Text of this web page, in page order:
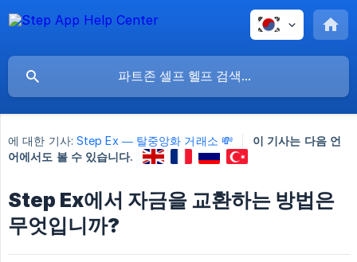
에 대한 기사: Step Ex — 탈중앙화 거래소 💸
이 기사는 다음 언
어에서도 볼 수 있습니다.
Step Ex에서 자금을 교환하는 방법은
무엇입니까?